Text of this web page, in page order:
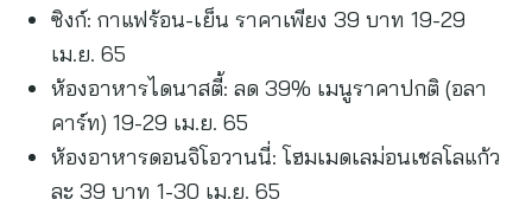
ซิงก์: กาแฟร้อน-เย็น ราคาเพียง 39 บาท 19-29
เม.ย. 65
ห้องอาหารไดนาสตี้: ลด 39% เมนูราคาปกติ (อลา
คาร์ท) 19-29 เม.ย. 65
ห้องอาหารดอนจิโอวานนี่: โฮมเมดเลม่อนเชลโลแก้ว
ละ 39 บาท 1-30 เม.ย. 65